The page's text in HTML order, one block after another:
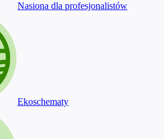
Nasiona dla profesjonalistów
Ekoschematy